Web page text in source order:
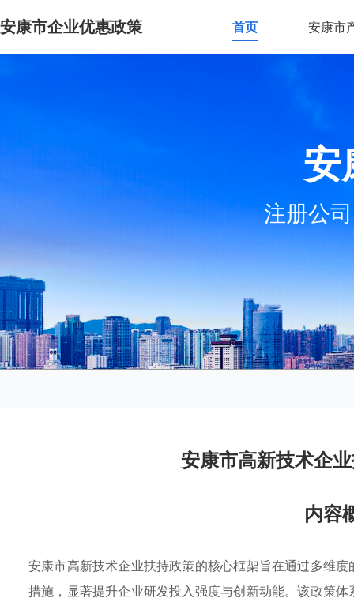
安康市企业优惠政策 首页 安康市
安
注册公
安康市高新技术企
内容
安康市高新技术企业扶持政策的核心框架旨在通过多维度
措施，显著提升企业研发投入强度与创新动能。该政策